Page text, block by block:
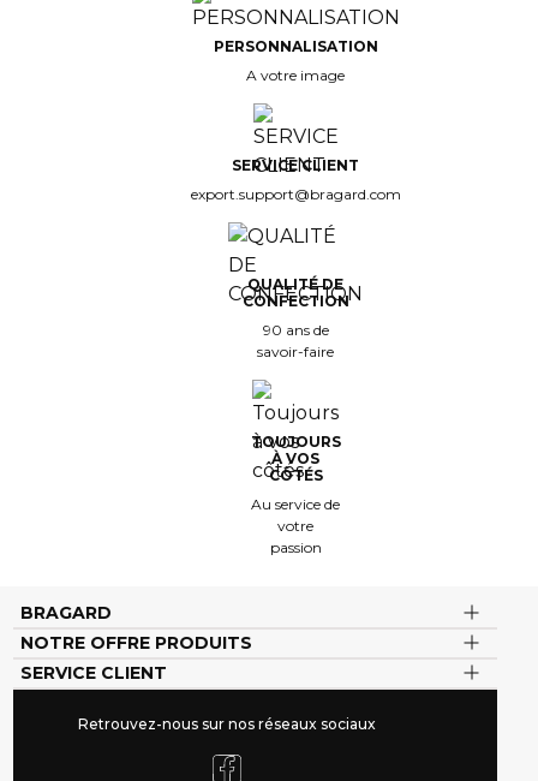
PERSONNALISATION
A votre image
SERVICE CLIENT
export.support@bragard.com
QUALITÉ DE
CONFECTION
90 ans de
savoir-faire
TOUJOURS
À VOS
CÔTÉS
Au service de
votre
passion
BRAGARD
NOTRE OFFRE PRODUITS
SERVICE CLIENT
Retrouvez-nous sur nos réseaux sociaux